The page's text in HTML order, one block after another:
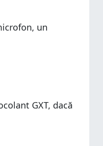
un
GXT, dacă